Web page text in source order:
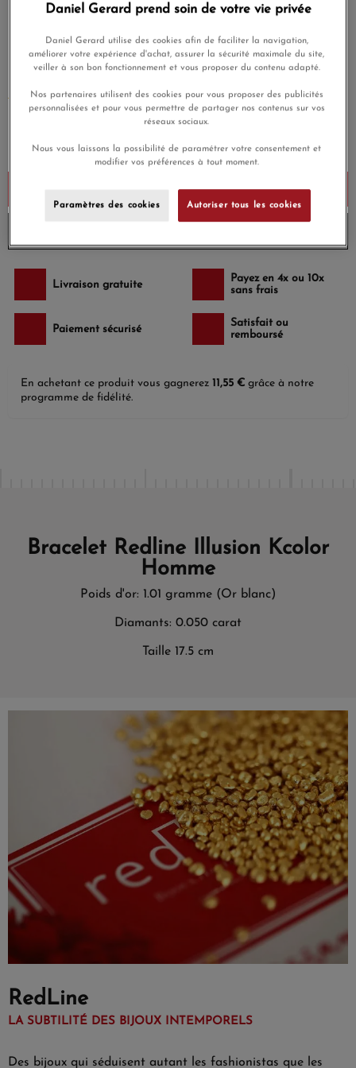
Le fil, qui résiste à 80 kilos de tractions, est quasiment
Un fermoir en or 18 carats et une échelle de trois anneaux
permettront d'ajuster la taille du bijou.
EN SAVOIR PLUS
Payez seulement 96,25 € aujourd'hui
Ajouter au panier
Livraison gratuite
Payez en 4x ou 10x
sans frais
Paiement sécurisé
Satisfait ou
remboursé
En achetant ce produit vous gagnerez 11,55 € grâce à notre
programme de fidélité.
Bracelet Redline Illusion Kcolor
Homme
Poids d'or: 1.01 gramme (Or blanc)
Diamants: 0.050 carat
Taille 17.5 cm
RedLine
LA SUBTILITÉ DES BIJOUX INTEMPORELS
Des bijoux qui séduisent autant les fashionistas que les
Daniel Gerard prend soin de votre vie privée
Daniel Gerard utilise des cookies afin de faciliter la navigation,
améliorer votre expérience d'achat, assurer la sécurité maximale du site,
veiller à son bon fonctionnement et vous proposer du contenu adapté.
Nos partenaires utilisent des cookies pour vous proposer des publicités
personnalisées et pour vous permettre de partager nos contenus sur vos
réseaux sociaux.
Nous vous laissons la possibilité de paramétrer votre consentement et
modifier vos préférences à tout moment.
Paramètres des cookies Autoriser tous les cookies